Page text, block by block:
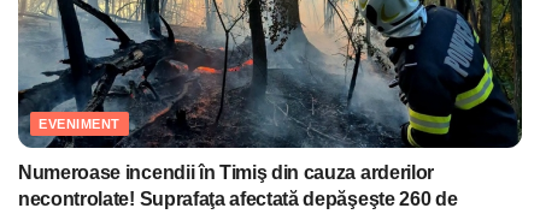
EVENIMENT
Numeroase incendii în Timiş din cauza arderilor
necontrolate! Suprafaţa afectată depăşeşte 260 de